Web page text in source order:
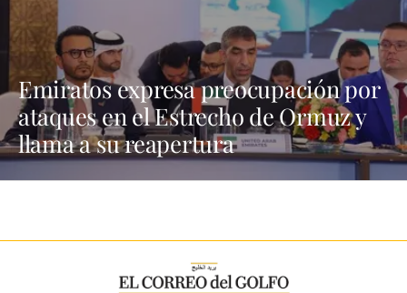
Emiratos expresa preocupación por
ataques en el Estrecho de Ormuz y
llama a su reapertura